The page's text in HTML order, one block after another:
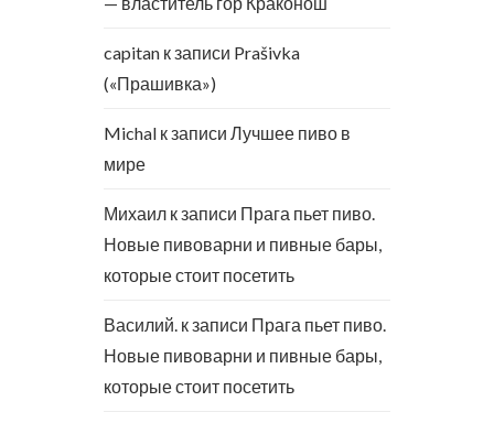
capitan к записи Prašivka
(«Прашивка»)
Michal к записи Лучшее пиво в
мире
Михаил к записи Прага пьет пиво.
Новые пивоварни и пивные бары,
которые стоит посетить
Василий. к записи Прага пьет пиво.
Новые пивоварни и пивные бары,
которые стоит посетить